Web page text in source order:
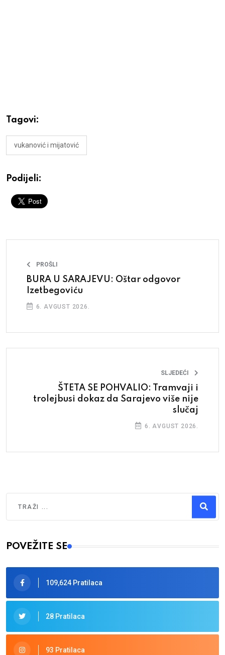
Tagovi:
vukanović i mijatović
Podijeli:
PROŠLI
BURA U SARAJEVU: Oštar odgovor
Izetbegoviću
6. AVGUST 2026.
SLJEDEĆI
ŠTETA SE POHVALIO: Tramvaji i
trolejbusi dokaz da Sarajevo više nije
slučaj
6. AVGUST 2026.
Type 2 or more characters for results.
POVEŽITE SE
109,624 Pratilaca
28 Pratilaca
93 Pratilaca